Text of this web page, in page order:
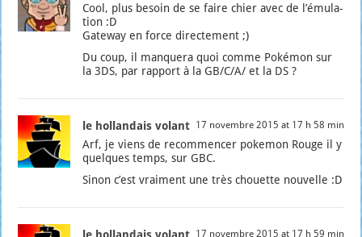
Cool, plus besoin de se faire chier avec de l’é­mu­la­
tion :D
Gate­way en force direc­te­ment ;)
Du coup, il man­que­ra quoi comme Poké­mon sur
la 3DS, par rap­port à la GB/C/A/ et la DS ?
le hollandais volant 17 novembre 2015 at 17 h 58 min
Arf, je viens de recom­men­cer poke­mon Rouge il y
quelques temps, sur GBC.
Sinon c’est vrai­ment une très chouette nou­velle :D
17 novembre 2015 at 17 h 59 min